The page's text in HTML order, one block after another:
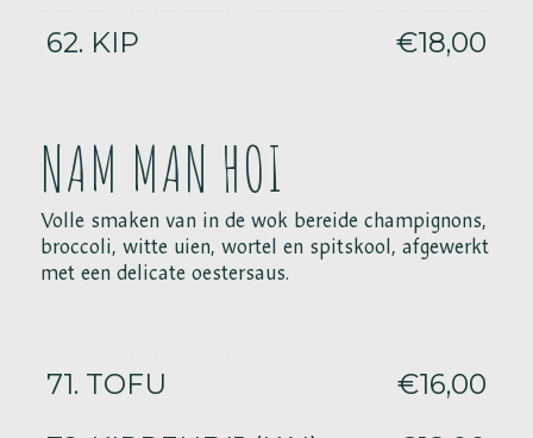
62. KIP €18,00
NAM MAN HOI
Volle smaken van in de wok bereide champignons,
broccoli, witte uien, wortel en spitskool, afgewerkt
met een delicate oestersaus.
71. TOFU
€16,00